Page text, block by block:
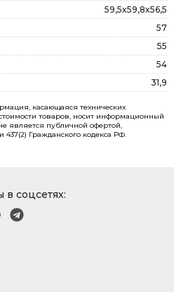
59,5x59,8x56,5
57
55
54
31,9
касающаяся технических
товаров, носит информационный
является публичной офертой,
Гражданского кодекса РФ.
в соцсетях: